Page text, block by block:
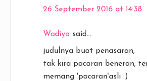
26 September 2016 at 14:38
Wadiyo said...
judulnya buat penasaran,
tak kira pacaran beneran,
memang 'pacaran'asli :)